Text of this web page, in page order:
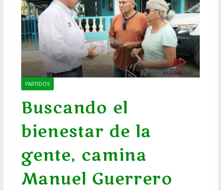
PARTIDOS
Buscando el
bienestar de la
gente, camina
Manuel Guerrero